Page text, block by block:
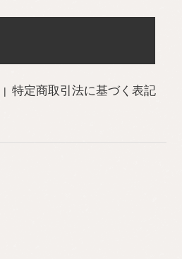
| 特定商取引法に基づく表記